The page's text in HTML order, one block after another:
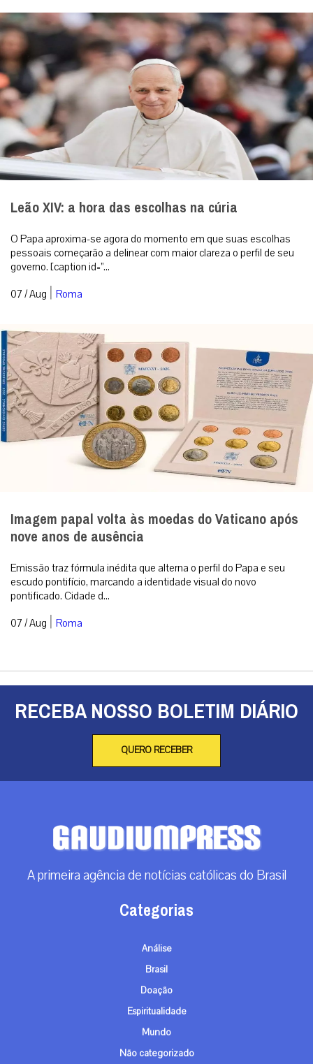
Leão XIV: a hora das escolhas na cúria
O Papa aproxima-se agora do momento em que suas escolhas
pessoais começarão a delinear com maior clareza o perfil de seu
governo. [caption id=”...
07 / Aug | Roma
Imagem papal volta às moedas do Vaticano após
nove anos de ausência
Emissão traz fórmula inédita que alterna o perfil do Papa e seu
escudo pontifício, marcando a identidade visual do novo
pontificado. Cidade d...
07 / Aug | Roma
RECEBA NOSSO BOLETIM DIÁRIO
QUERO RECEBER
A primeira agência de notícias católicas do Brasil
Categorias
Análise
Brasil
Doação
Espiritualidade
Mundo
Não categorizado